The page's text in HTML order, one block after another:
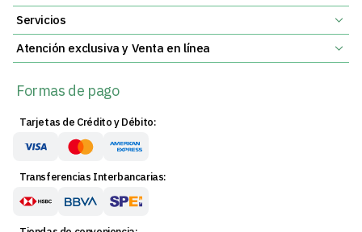
Servicios
Atención exclusiva y Venta en línea
Formas de pago
Tarjetas de Crédito y Débito:
Transferencias Interbancarias: